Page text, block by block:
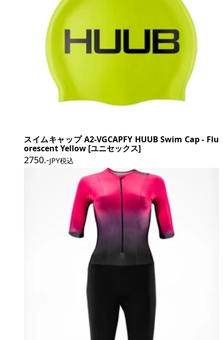
スイムキャップ A2-VGCAPFY HUUB Swim Cap - Flu
orescent Yellow [ユニセックス]
2750.-JPY税込